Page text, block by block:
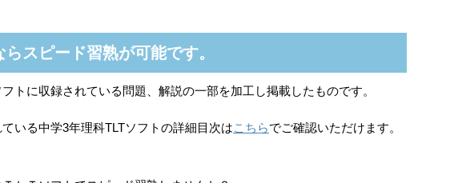
スピード習熟が可能です。
トに収録されている問題、解説の一部を加工し掲載したものです。
ている中学3年理科TLTソフトの詳細目次はこちらでご確認いただけます。